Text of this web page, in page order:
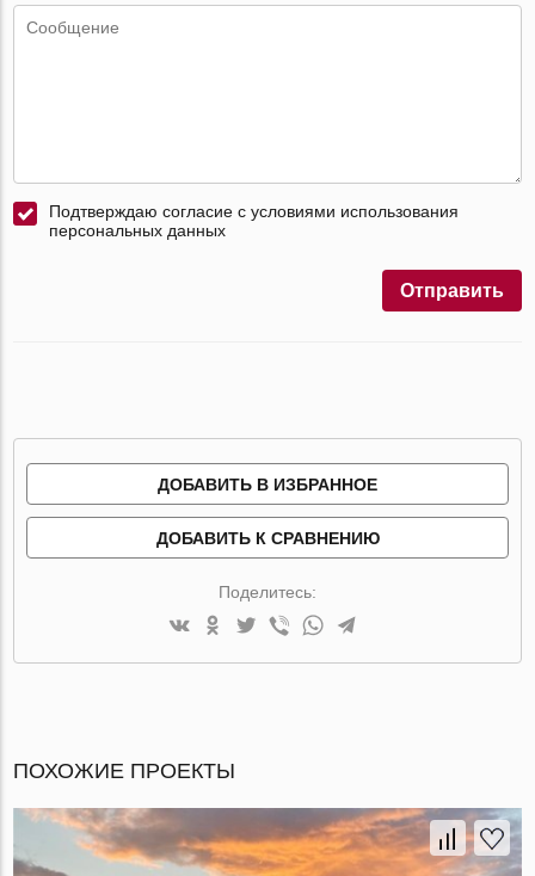
Подтверждаю согласие с условиями использования
персональных данных
Отправить
ДОБАВИТЬ В ИЗБРАННОЕ
ДОБАВИТЬ К СРАВНЕНИЮ
Поделитесь:
ПОХОЖИЕ ПРОЕКТЫ